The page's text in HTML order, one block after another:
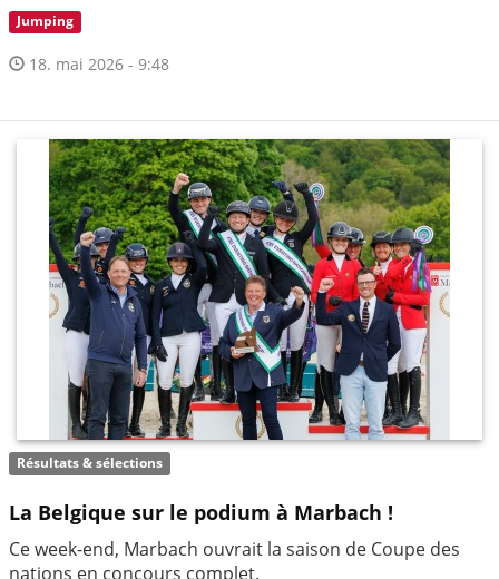
Jumping
18. mai 2026 - 9:48
Résultats & sélections
La Belgique sur le podium à Marbach !
Ce week-end, Marbach ouvrait la saison de Coupe des
nations en concours complet.